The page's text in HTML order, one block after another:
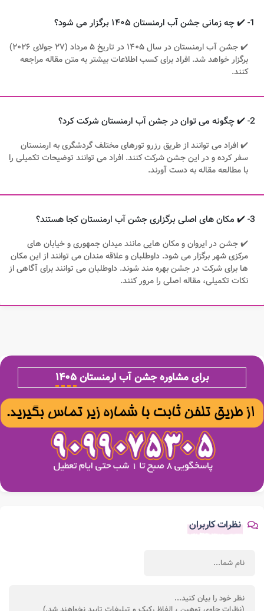
1- ✔️ چه زمانی جشن آب ارمنستان ۱۴۰۵ برگزار می شود؟
✔️ جشن آب ارمنستان در سال ۱۴۰۵ در تاریخ ۵ مرداد (۲۷ جولای ۲۰۲۶)
برگزار خواهد شد. افراد برای کسب اطلاعات بیشتر به متن مقاله مراجعه
کنند.
2- ✔️ چگونه می توان در جشن آب ارمنستان شرکت کرد؟
✔️ افراد می توانند از طریق رزرو تورهای مختلف گردشگری به ارمنستان
سفر کرده و در این جشن شرکت کنند. افراد می توانند توضیحات تکمیلی را
با مطالعه مقاله به دست آورند.
3- ✔️ مکان های اصلی برگزاری جشن آب ارمنستان کجا هستند؟
✔️ جشن در ایروان و مکان هایی مانند میدان جمهوری و خیابان های
مرکزی شهر برگزار می شود. داوطلبان و علاقه مندان می توانند از این مکان
ها برای شرکت در جشن بهره مند شوند. داوطلبان می توانند برای آگاهی از
نکات تکمیلی، مقاله اصلی را مرور کنند.
برای مشاوره جشن آب ارمنستان ۱۴۰۵
نظرات کاربران